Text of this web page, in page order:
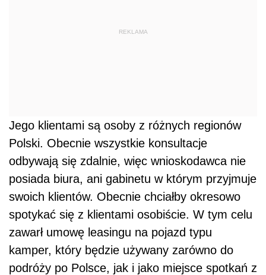
REKLAMA
Jego klientami są osoby z różnych regionów
Polski. Obecnie wszystkie konsultacje
odbywają się zdalnie, więc wnioskodawca nie
posiada biura, ani gabinetu w którym przyjmuje
swoich klientów. Obecnie chciałby okresowo
spotykać się z klientami osobiście. W tym celu
zawarł umowę leasingu na pojazd typu
kamper, który będzie używany zarówno do
podróży po Polsce, jak i jako miejsce spotkań z